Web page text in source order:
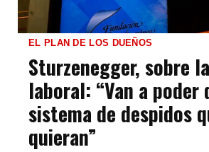
EL PLAN DE LOS DUEÑOS
Sturzenegger, sobre
laboral: “Van a poder
sistema de despidos
quieran”